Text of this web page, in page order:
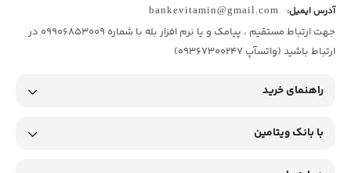
آدرس ایمیل: bankevitamin@gmail.com
جهت ارتباط مستقیم ، پیامک و یا نرم افزار بله با شماره 09906853009 در
ارتباط باشید (واتسآپ 09367300247)
راهنمای خرید
با بانک ویتامین